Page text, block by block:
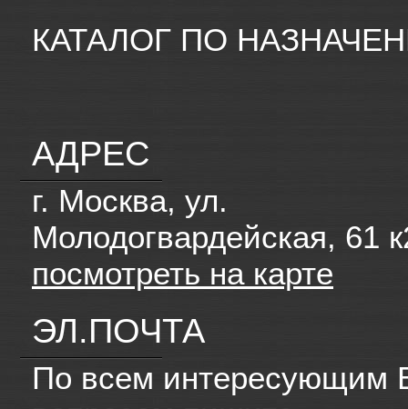
КАТАЛОГ ПО
АДРЕС
г. Москва, ул.
Молодогвардейская, 61
посмотреть на карте
ЭЛ.ПОЧТА
По всем интересующим